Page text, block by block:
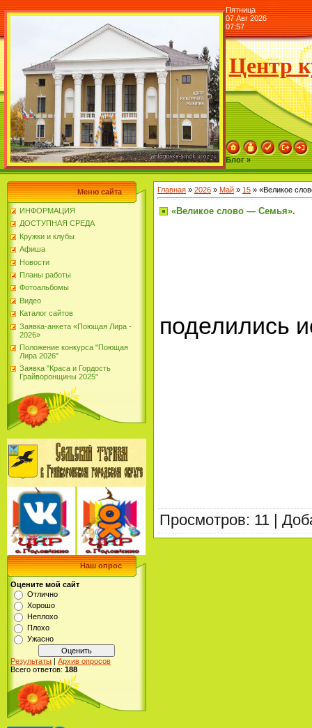
Пятница
07 Авг 2026
07:57
Центр
Блог »
Меню сайта
ИНФОРМАЦИЯ
ДОСТУПНАЯ СРЕДА
Кружки и клубы
Афиша
Новости
Планы работы
Фотоальбомы
Видео
Каталог сайтов
Заявка-анкета «Поющая Лира -
2026»
Положение конкурса "Поющая
Лира 2026"
Заявка "Краса и Гордость
Грайворонщины 2025"
Наш опрос
Оцените мой сайт
Отлично
Хорошо
Неплохо
Плохо
Ужасно
Результаты | Архив опросов
Всего ответов: 188
Главная » 2026 » Май » 15 » «Великое
«Великое слово — Семья».
поделились
Просмотров: 11 |